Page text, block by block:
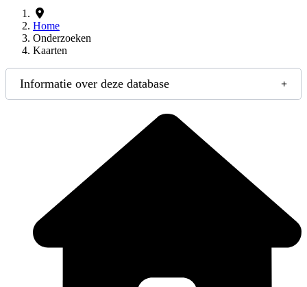
Home
Onderzoeken
Kaarten
Informatie over deze database